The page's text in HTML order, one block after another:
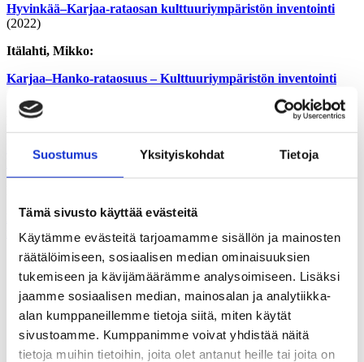
Suostumus Yksityiskohdat Tietoja
Tämä sivusto käyttää evästeitä
Käytämme evästeitä tarjoamamme sisällön ja mainosten
räätälöimiseen, sosiaalisen median ominaisuuksien
tukemiseen ja kävijämäärämme analysoimiseen. Lisäksi
jaamme sosiaalisen median, mainosalan ja analytiikka-
alan kumppaneillemme tietoja siitä, miten käytät
sivustoamme. Kumppanimme voivat yhdistää näitä
tietoja muihin tietoihin, joita olet antanut heille tai joita on
Hyvinkää–Karjaa-rataosan kulttuuriympäristön inventointi
(2022)
Itälahti, Mikko:
Karjaa–Hanko-rataosuus – Kulttuuriympäristön inventointi
Ruotsalainen, Roosa:
Kerava – Riihimäki-rataosuuden kulttuurihistoriallisten
kohteiden inventointi
(2021)
Lahti-Kouvola-rataosuuden kulttuurihistoriallisten kohteiden
inventointi(2021)
Uudenkaupungin veturitalli ja vesitorni (1982)
Kausalan rautatieasema (1964)